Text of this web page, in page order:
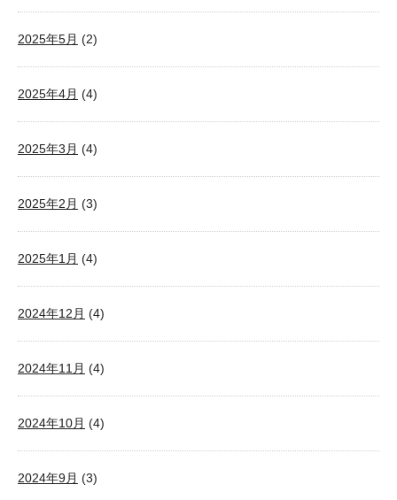
2025年5月 (2)
2025年4月 (4)
2025年3月 (4)
2025年2月 (3)
2025年1月 (4)
2024年12月 (4)
2024年11月 (4)
2024年10月 (4)
2024年9月 (3)